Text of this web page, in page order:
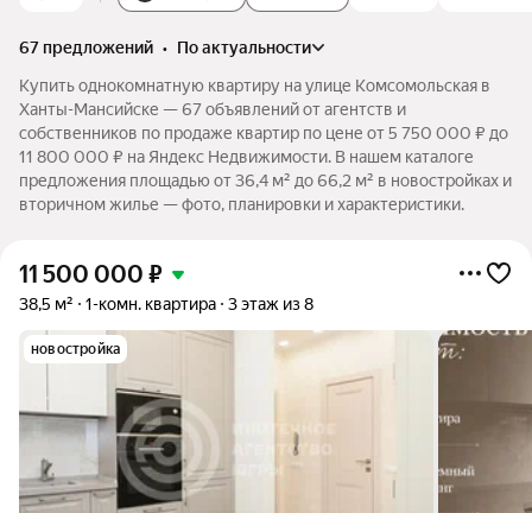
67 предложений •
по актуальности
Купить однокомнатную квартиру на улице Комсомольская в
Ханты-Мансийске — 67 объявлений от агентств и
собственников по продаже квартир по цене от 5 750 000 ₽ до
11 800 000 ₽ на Яндекс Недвижимости. В нашем каталоге
предложения площадью от 36,4 м² до 66,2 м² в новостройках и
вторичном жилье — фото, планировки и характеристики.
11 500 000 ₽
38,5 м² 1-комн. квартира 3 этаж из 8
новостройка